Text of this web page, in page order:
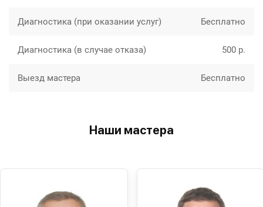
Диагностика (при оказании услуг) Бесплатно
Диагностика (в случае отказа) 500 р.
Выезд мастера Бесплатно
Наши мастера